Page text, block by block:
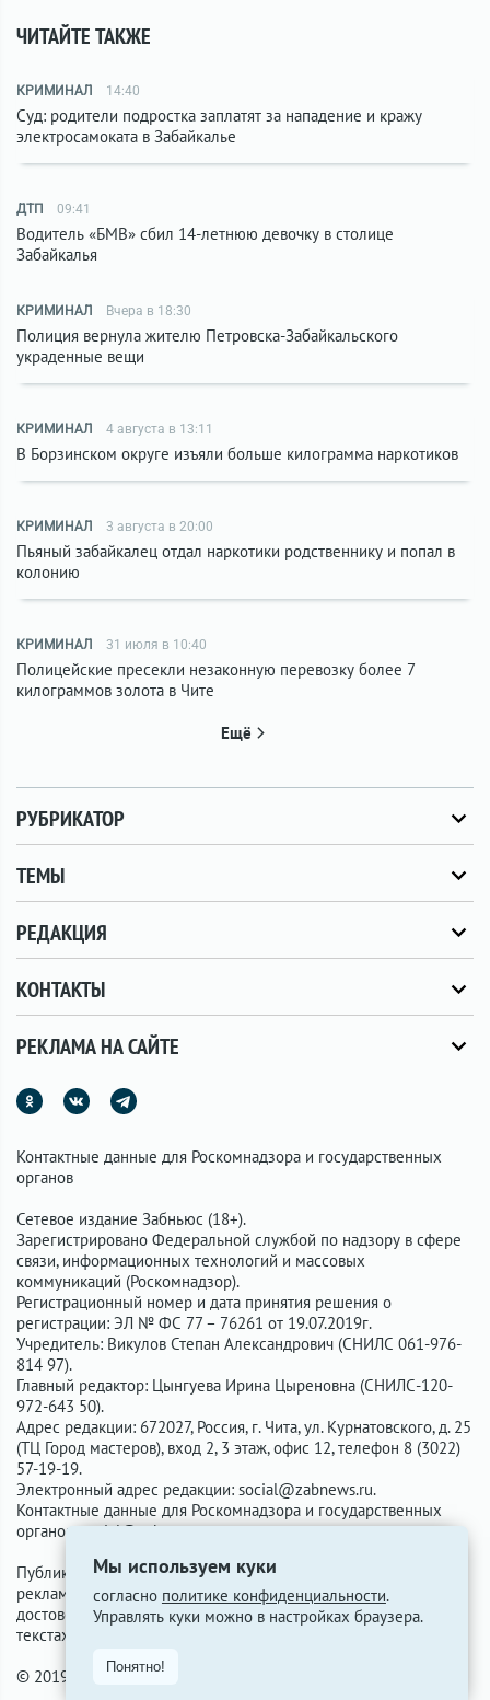
Мы используем куки
согласно политике конфиденциальности.
Управлять куки можно в настройках браузера.
Понятно!
ЧИТАЙТЕ ТАКЖЕ
КРИМИНАЛ 14:40
Суд: родители подростка заплатят за нападение и кражу
электросамоката в Забайкалье
ДТП 09:41
Водитель «БМВ» сбил 14-летнюю девочку в столице
Забайкалья
КРИМИНАЛ Вчера в 18:30
Полиция вернула жителю Петровска-Забайкальского
украденные вещи
КРИМИНАЛ 4 августа в 13:11
В Борзинском округе изъяли больше килограмма наркотиков
КРИМИНАЛ 3 августа в 20:00
Пьяный забайкалец отдал наркотики родственнику и попал в
колонию
КРИМИНАЛ 31 июля в 10:40
Полицейские пресекли незаконную перевозку более 7
килограммов золота в Чите
Ещё
РУБРИКАТОР
ТЕМЫ
РЕДАКЦИЯ
КОНТАКТЫ
РЕКЛАМА НА САЙТЕ
Контактные данные для Роскомнадзора и государственных
органов
Сетевое издание Забньюс (18+).
Зарегистрировано Федеральной службой по надзору в сфере
связи, информационных технологий и массовых
коммуникаций (Роскомнадзор).
Регистрационный номер и дата принятия решения о
регистрации: ЭЛ № ФС 77 – 76261 от 19.07.2019г.
Учредитель: Викулов Степан Александрович (СНИЛС 061-976-
814 97).
Главный редактор: Цынгуева Ирина Цыреновна (СНИЛС-120-
972-643 50).
Адрес редакции: 672027, Россия, г. Чита, ул. Курнатовского, д. 25
(ТЦ Город мастеров), вход 2, 3 этаж, офис 12, телефон 8 (3022)
57-19-19.
Электронный адрес редакции: social@zabnews.ru.
Контактные данные для Роскомнадзора и государственных
органов:
social@zabnews.ru.
Публикации с пометками «Реклама», «Выборы» оплачены
рекламодателем. Редакция сайта не несёт ответственности за
достоверность информации, содержащейся в рекламных
текстах.
© 2019-2026 ZabNews